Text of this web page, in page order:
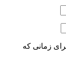
زمانی که